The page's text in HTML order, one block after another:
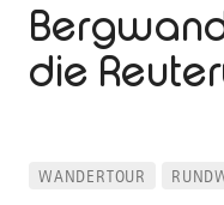
die
WANDERTOUR